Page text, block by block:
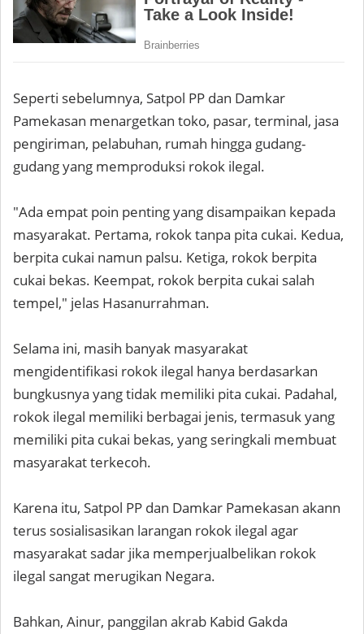
Seperti sebelumnya, Satpol PP dan Damkar
Pamekasan menargetkan toko, pasar, terminal, jasa
pengiriman, pelabuhan, rumah hingga gudang-
gudang yang memproduksi rokok ilegal.
"Ada empat poin penting yang disampaikan kepada
masyarakat. Pertama, rokok tanpa pita cukai. Kedua,
berpita cukai namun palsu. Ketiga, rokok berpita
cukai bekas. Keempat, rokok berpita cukai salah
tempel," jelas Hasanurrahman.
Selama ini, masih banyak masyarakat
mengidentifikasi rokok ilegal hanya berdasarkan
bungkusnya yang tidak memiliki pita cukai. Padahal,
rokok ilegal memiliki berbagai jenis, termasuk yang
memiliki pita cukai bekas, yang seringkali membuat
masyarakat terkecoh.
Karena itu, Satpol PP dan Damkar Pamekasan akann
terus sosialisasikan larangan rokok ilegal agar
masyarakat sadar jika memperjualbelikan rokok
ilegal sangat merugikan Negara.
Bahkan, Ainur, panggilan akrab Kabid Gakda